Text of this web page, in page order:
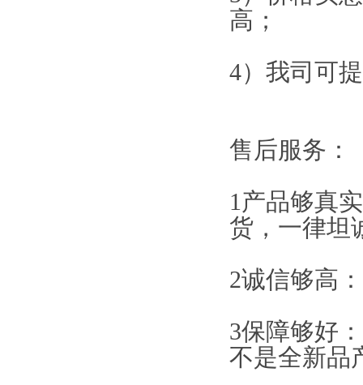
高；
4）我司可
售后服务：
1产品够真
货，一律坦
2诚信够高
3保障够好
不是全新品